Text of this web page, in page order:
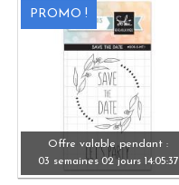
PROMO !
Offre valable pendant :
03 semaines 02 jours 14:05:37